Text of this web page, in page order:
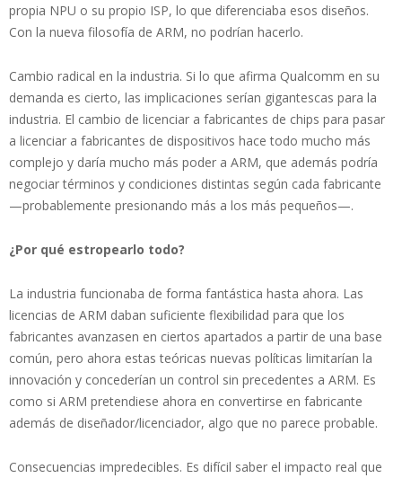
propia NPU o su propio ISP, lo que diferenciaba esos diseños.
Con la nueva filosofía de ARM, no podrían hacerlo.
Cambio radical en la industria. Si lo que afirma Qualcomm en su
demanda es cierto, las implicaciones serían gigantescas para la
industria. El cambio de licenciar a fabricantes de chips para pasar
a licenciar a fabricantes de dispositivos hace todo mucho más
complejo y daría mucho más poder a ARM, que además podría
negociar términos y condiciones distintas según cada fabricante
—probablemente presionando más a los más pequeños—.
¿Por qué estropearlo todo?
La industria funcionaba de forma fantástica hasta ahora. Las
licencias de ARM daban suficiente flexibilidad para que los
fabricantes avanzasen en ciertos apartados a partir de una base
común, pero ahora estas teóricas nuevas políticas limitarían la
innovación y concederían un control sin precedentes a ARM. Es
como si ARM pretendiese ahora en convertirse en fabricante
además de diseñador/licenciador, algo que no parece probable.
Consecuencias impredecibles. Es difícil saber el impacto real que